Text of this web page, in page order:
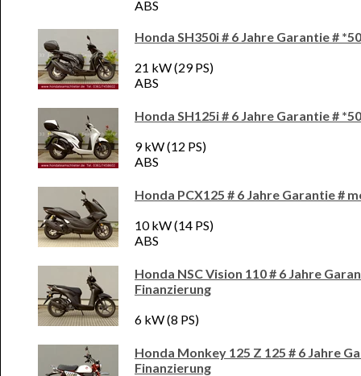
ABS
Honda SH350i # 6 Jahre Garantie #
21 kW (29 PS)
ABS
Honda SH125i # 6 Jahre Garantie #
9 kW (12 PS)
ABS
Honda PCX125 # 6 Jahre Garantie #
10 kW (14 PS)
ABS
Honda NSC Vision 110 # 6 Jahre
Finanzierung
6 kW (8 PS)
Honda Monkey 125 Z 125 # 6 Jahre
Finanzierung